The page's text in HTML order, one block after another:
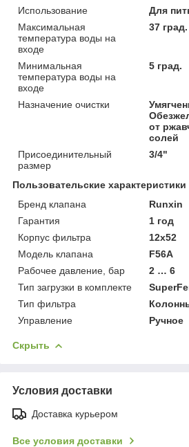
Использование
Для
Максимальная
температура воды на
входе
37 град.
Минимальная
температура воды на
входе
5 град.
Назначение очистки
от
солей
Присоединительный
размер
3/4"
Пользовательские характеристики
Бренд клапана
Runxin
Гарантия
1 год
Корпус фильтра
12х52
Модель клапана
F56A
Рабочее давление, бар
2 … 6
Тип загрузки в комплекте
Тип фильтра
Управление
Ручное
Скрыть
Условия доставки
Доставка курьером
Все условия доставки